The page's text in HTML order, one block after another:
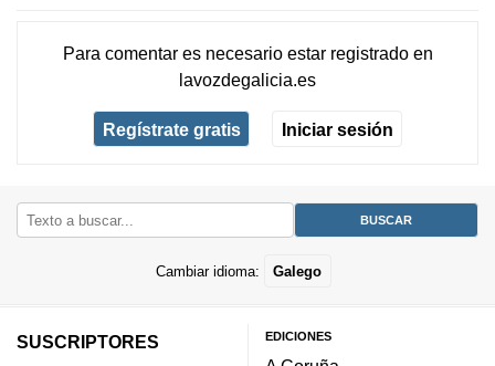
Para comentar es necesario estar registradoen
lavozdegalicia.es
Regístrate gratis Iniciar sesión
Cambiar idioma: Galego
SUSCRIPTORES EDICIONES